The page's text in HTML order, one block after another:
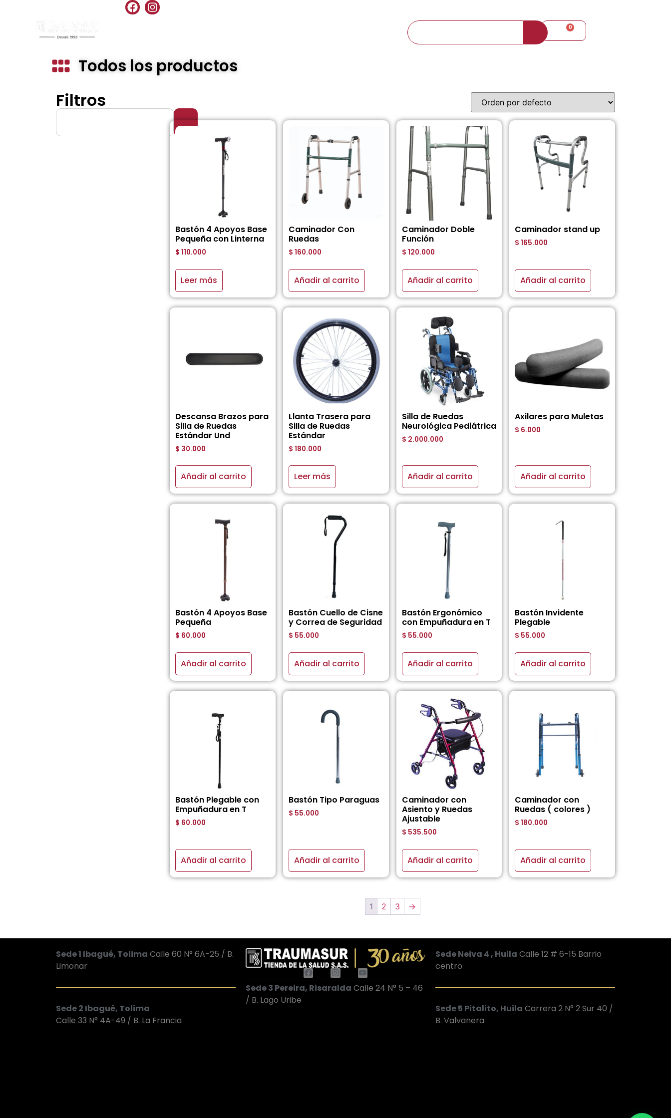
0 0
Todos los productos
Filtros
Bastón 4 Apoyos Base
Pequeña con Linterna
$ 110.000
Leer más
Caminador Con
Ruedas
$ 160.000
Añadir al carrito
Caminador Doble
Función
$ 120.000
Añadir al carrito
Caminador stand up
$ 165.000
Añadir al carrito
Descansa Brazos para
Silla de Ruedas
Estándar Und
$ 30.000
Añadir al carrito
Llanta Trasera para
Silla de Ruedas
Estándar
$ 180.000
Leer más
Silla de Ruedas
Neurológica Pediátrica
$ 2.000.000
Añadir al carrito
Axilares para Muletas
$ 6.000
Añadir al carrito
Bastón 4 Apoyos Base
Pequeña
$ 60.000
Añadir al carrito
Bastón Cuello de Cisne
y Correa de Seguridad
$ 55.000
Añadir al carrito
Bastón Ergonómico
con Empuñadura en T
$ 55.000
Añadir al carrito
Bastón Invidente
Plegable
$ 55.000
Añadir al carrito
Bastón Plegable con
Empuñadura en T
$ 60.000
Añadir al carrito
Bastón Tipo Paraguas
$ 55.000
Añadir al carrito
Caminador con
Asiento y Ruedas
Ajustable
$ 535.500
Añadir al carrito
Caminador con
Ruedas ( colores )
$ 180.000
Añadir al carrito
1 2 3 →
Sede 1 Ibagué, Tolima Calle 60 N° 6A-25 / B.
Limonar
Sede 2 Ibagué, Tolima
Calle 33 N° 4A-49 / B. La Francia
Sede 3 Pereira, Risaralda Calle 24 N° 5 – 46
/ B. Lago Uribe
Sede Neiva 4 , Huila Calle 12 # 6-15 Barrio
centro
Sede 5 Pitalito, Huila Carrera 2 N° 2 Sur 40 /
B. Valvanera